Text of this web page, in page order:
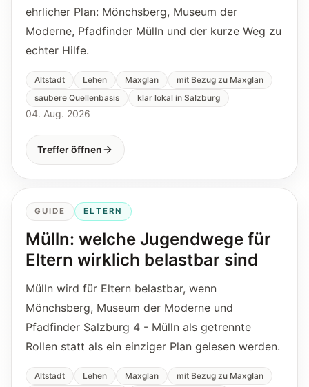
ehrlicher Plan: Mönchsberg, Museum der
Moderne, Pfadfinder Mülln und der kurze Weg zu
echter Hilfe.
Altstadt Lehen Maxglan
mit Bezug zu Maxglan
saubere Quellenbasis
klar lokal in Salzburg
04. Aug. 2026
Treffer öffnen
GUIDE ELTERN
Mülln: welche Jugendwege für
Eltern wirklich belastbar sind
Mülln wird für Eltern belastbar, wenn
Mönchsberg, Museum der Moderne und
Pfadfinder Salzburg 4 - Mülln als getrennte
Rollen statt als ein einziger Plan gelesen werden.
Altstadt Lehen Maxglan
mit Bezug zu Maxglan